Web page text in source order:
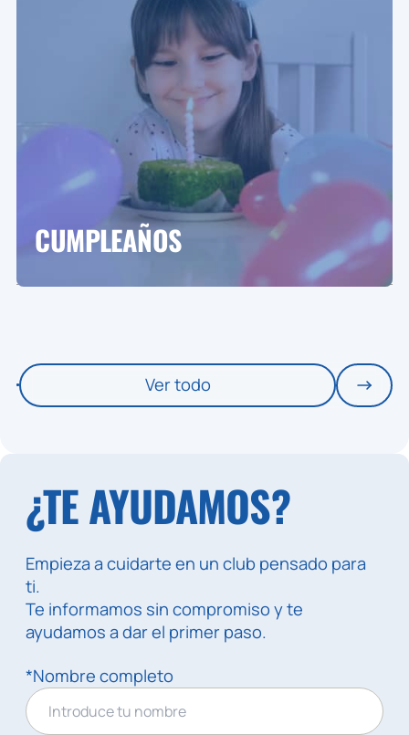
CUMPLEAÑOS
Ver todo
¿TE AYUDAMOS?
Empieza a cuidarte en un club pensado para
ti.
Te informamos sin compromiso y te
ayudamos a dar el primer paso.
*Nombre completo